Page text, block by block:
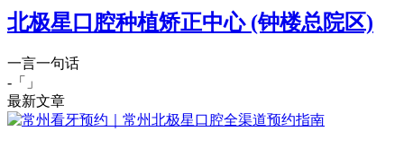
北极星口腔种植矫正中心 (钟楼总院区)
一言一句话
-「
」
最新文章